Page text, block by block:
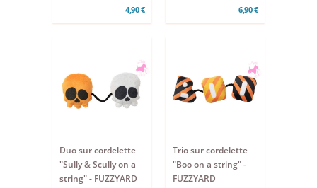
4,90 € 6,90 €
Duo sur cordelette
"Sully & Scully on a
string" - FUZZYARD
Trio sur cordelette
"Boo on a string" -
FUZZYARD